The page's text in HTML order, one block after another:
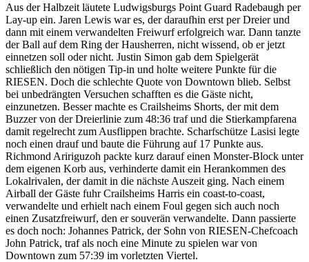
Aus der Halbzeit läutete Ludwigsburgs Point Guard Radebaugh per
Lay-up ein. Jaren Lewis war es, der daraufhin erst per Dreier und
dann mit einem verwandelten Freiwurf erfolgreich war. Dann tanzte
der Ball auf dem Ring der Hausherren, nicht wissend, ob er jetzt
einnetzen soll oder nicht. Justin Simon gab dem Spielgerät
schließlich den nötigen Tip-in und holte weitere Punkte für die
RIESEN. Doch die schlechte Quote von Downtown blieb. Selbst
bei unbedrängten Versuchen schafften es die Gäste nicht,
einzunetzen. Besser machte es Crailsheims Shorts, der mit dem
Buzzer von der Dreierlinie zum 48:36 traf und die Stierkampfarena
damit regelrecht zum Ausflippen brachte. Scharfschütze Lasisi legte
noch einen drauf und baute die Führung auf 17 Punkte aus.
Richmond Aririguzoh packte kurz darauf einen Monster-Block unter
dem eigenen Korb aus, verhinderte damit ein Herankommen des
Lokalrivalen, der damit in die nächste Auszeit ging. Nach einem
Airball der Gäste fuhr Crailsheims Harris ein coast-to-coast,
verwandelte und erhielt nach einem Foul gegen sich auch noch
einen Zusatzfreiwurf, den er souverän verwandelte. Dann passierte
es doch noch: Johannes Patrick, der Sohn von RIESEN-Chefcoach
John Patrick, traf als noch eine Minute zu spielen war von
Downtown zum 57:39 im vorletzten Viertel.